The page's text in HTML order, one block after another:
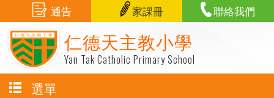
仁德天主教小學
Yan Tak Catholic Primary School
通告 家課冊 聯絡我們
選單